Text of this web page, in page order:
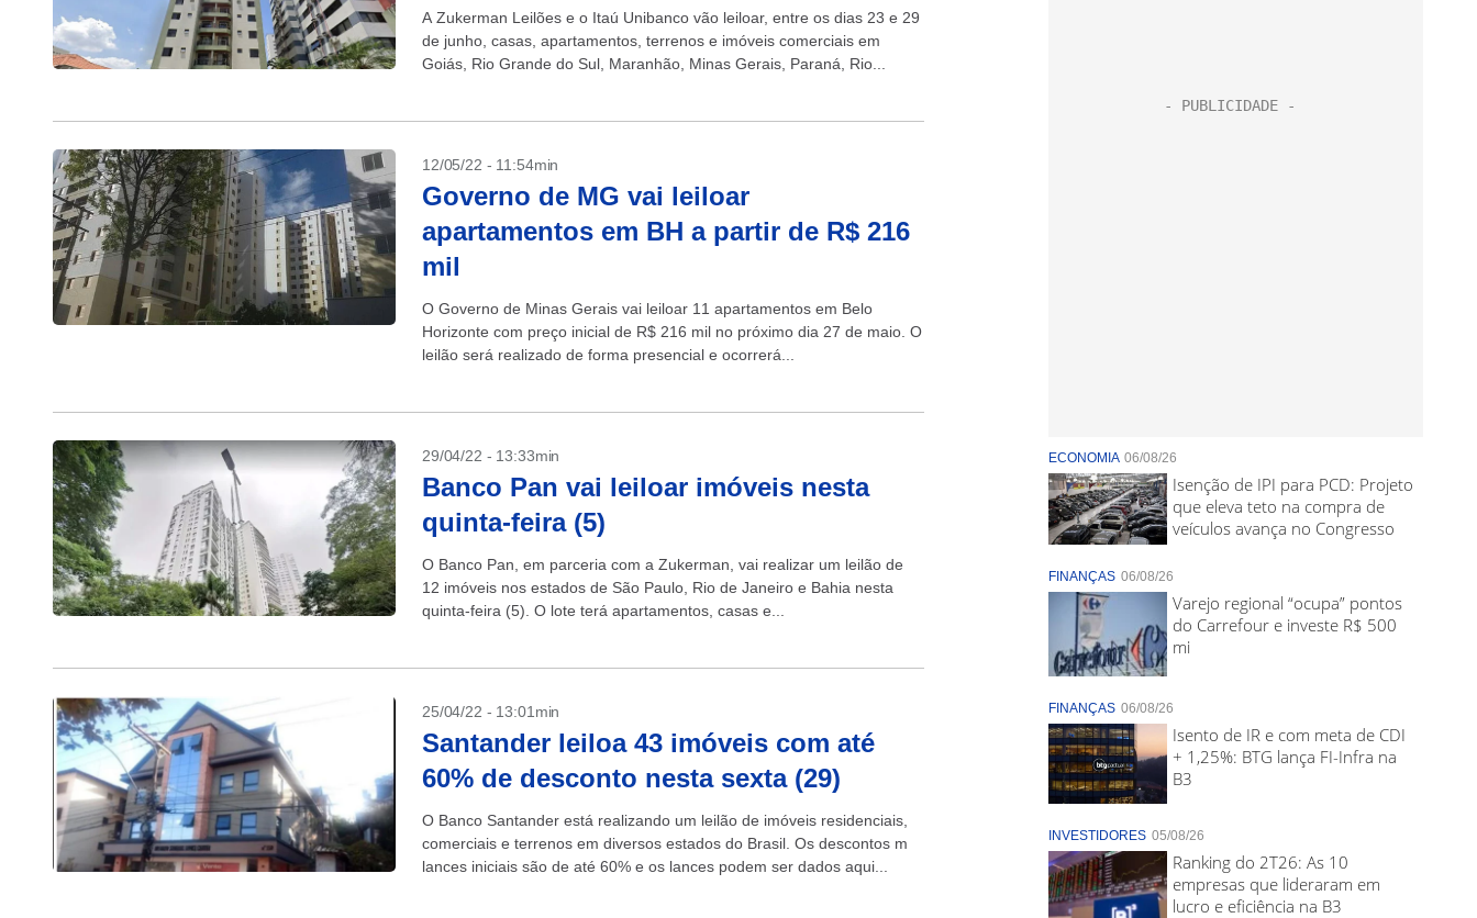
A Zukerman Leilões e o Itaú Unibanco vão leiloar, entre os dias 23 e 29
de junho, casas, apartamentos, terrenos e imóveis comerciais em
Goiás, Rio Grande do Sul, Maranhão, Minas Gerais, Paraná, Rio...
12/05/22 - 11:54min
Governo de MG vai leiloar
apartamentos em BH a partir de R$ 216
mil
O Governo de Minas Gerais vai leiloar 11 apartamentos em Belo
Horizonte com preço inicial de R$ 216 mil no próximo dia 27 de maio. O
leilão será realizado de forma presencial e ocorrerá...
29/04/22 - 13:33min
Banco Pan vai leiloar imóveis nesta
quinta-feira (5)
O Banco Pan, em parceria com a Zukerman, vai realizar um leilão de
12 imóveis nos estados de São Paulo, Rio de Janeiro e Bahia nesta
quinta-feira (5). O lote terá apartamentos, casas e...
25/04/22 - 13:01min
Santander leiloa 43 imóveis com até
60% de desconto nesta sexta (29)
O Banco Santander está realizando um leilão de imóveis residenciais,
comerciais e terrenos em diversos estados do Brasil. Os descontos m
lances iniciais são de até 60% e os lances podem ser dados aqui...
ECONOMIA 06/08/26
Isenção de IPI para PCD: Projeto
que eleva teto na compra de
veículos avança no Congresso
FINANÇAS 06/08/26
Varejo regional “ocupa” pontos
do Carrefour e investe R$ 500
mi
FINANÇAS 06/08/26
Isento de IR e com meta de CDI
+ 1,25%: BTG lança FI-Infra na
B3
INVESTIDORES 05/08/26
Ranking do 2T26: As 10
empresas que lideraram em
lucro e eficiência na B3